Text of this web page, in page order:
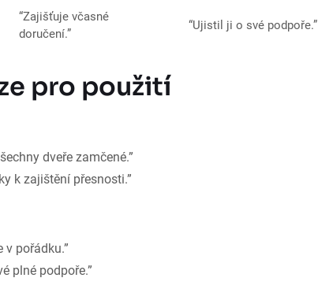
“Zajišťuje včasné
doručení.”
“Ujistil ji o své podpoře.”
pro použití
dveře zamčené.”
k zajištění přesnosti.”
v pořádku.”
plné podpoře.”